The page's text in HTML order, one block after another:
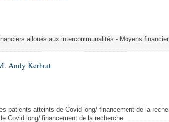
alloués aux intercommunalités - Moyens
Andy Kerbrat
patients atteints de Covid long/ financement de la
Covid long/ financement de la recherche